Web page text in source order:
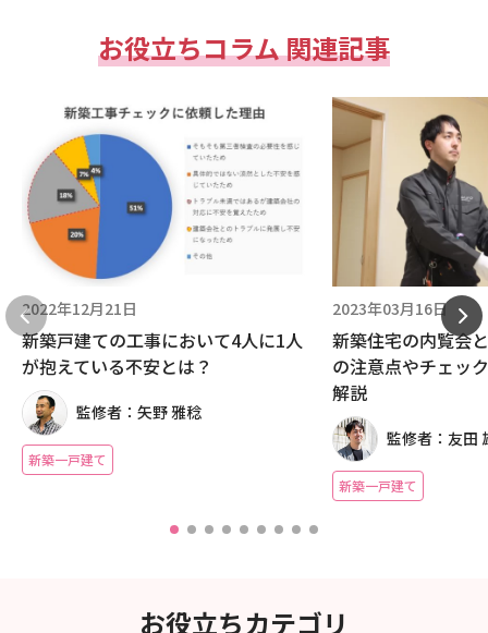
お役立ちコラム 関連記事
2022年12月21日
新築戸建ての工事において4人に1人
が抱えている不安とは？
監修者：矢野 雅稔
新築一戸建て
2023年03月16日
新築住宅の内覧会
の注意点やチェッ
解説
監修者：友田
新築一戸建て
お役立ちカテゴリ